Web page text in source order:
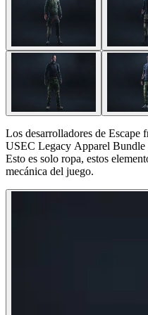
Los desarrolladores de Escape
USEC Legacy Apparel
Esto es solo ropa, estos
mecánica del juego.